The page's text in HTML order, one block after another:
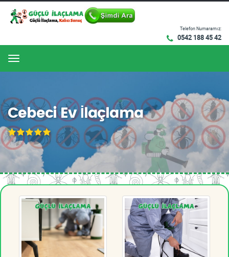
Telefon Numaramız:
0542 188 45 42
Menu
Cebeci Ev İlaçlama